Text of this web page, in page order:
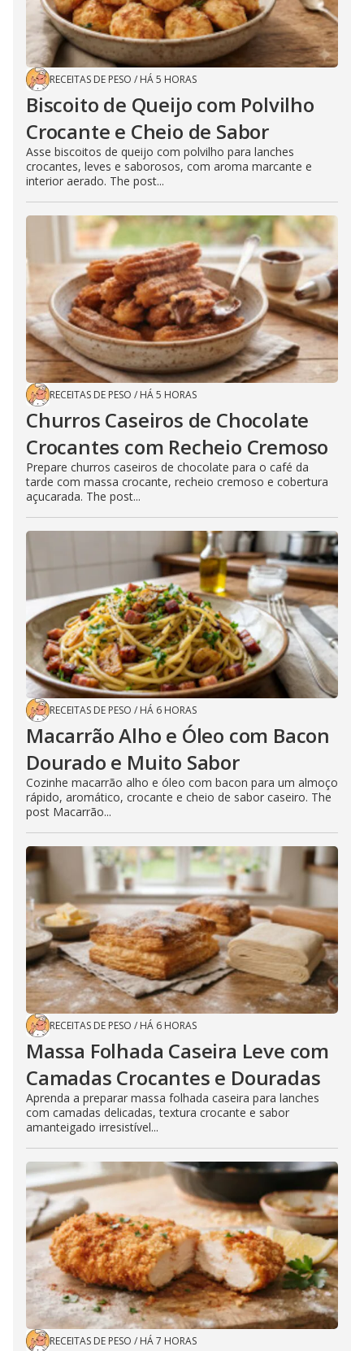
RECEITAS DE PESO / HÁ 5 HORAS
Biscoito de Queijo com Polvilho
Crocante e Cheio de Sabor
Asse biscoitos de queijo com polvilho para lanches
crocantes, leves e saborosos, com aroma marcante e
interior aerado. The post...
RECEITAS DE PESO / HÁ 5 HORAS
Churros Caseiros de Chocolate
Crocantes com Recheio Cremoso
Prepare churros caseiros de chocolate para o café da
tarde com massa crocante, recheio cremoso e cobertura
açucarada. The post...
RECEITAS DE PESO / HÁ 6 HORAS
Macarrão Alho e Óleo com Bacon
Dourado e Muito Sabor
Cozinhe macarrão alho e óleo com bacon para um almoço
rápido, aromático, crocante e cheio de sabor caseiro. The
post Macarrão...
RECEITAS DE PESO / HÁ 6 HORAS
Massa Folhada Caseira Leve com
Camadas Crocantes e Douradas
Aprenda a preparar massa folhada caseira para lanches
com camadas delicadas, textura crocante e sabor
amanteigado irresistível...
RECEITAS DE PESO / HÁ 7 HORAS